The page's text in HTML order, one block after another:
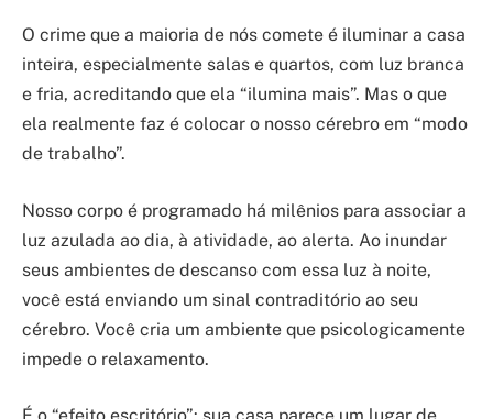
O crime que a maioria de nós comete é iluminar a casa
inteira, especialmente salas e quartos, com luz branca
e fria, acreditando que ela “ilumina mais”. Mas o que
ela realmente faz é colocar o nosso cérebro em “modo
de trabalho”.
Nosso corpo é programado há milênios para associar a
luz azulada ao dia, à atividade, ao alerta. Ao inundar
seus ambientes de descanso com essa luz à noite,
você está enviando um sinal contraditório ao seu
cérebro. Você cria um ambiente que psicologicamente
impede o relaxamento.